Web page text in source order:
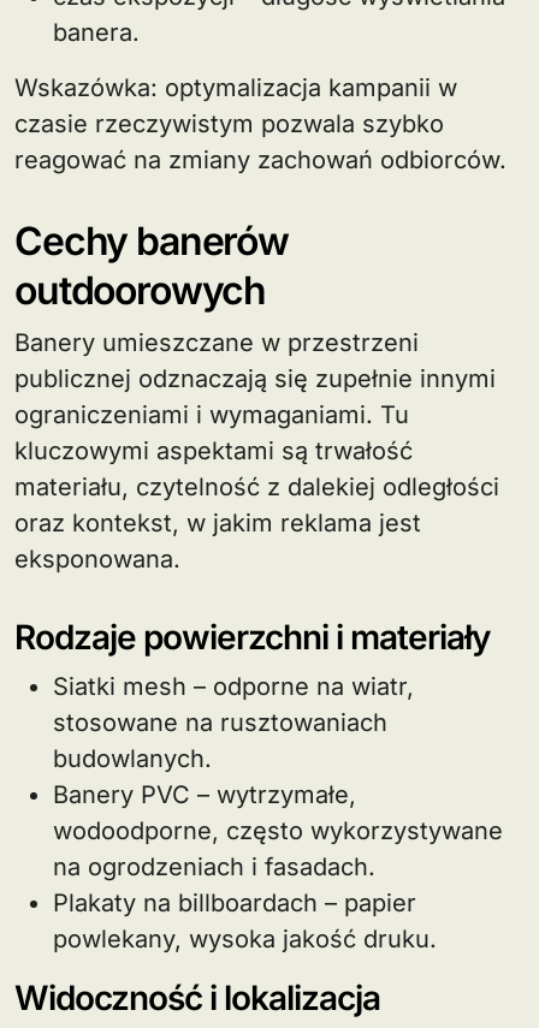
banera.
Wskazówka: optymalizacja kampanii w
czasie rzeczywistym pozwala szybko
reagować na zmiany zachowań odbiorców.
Cechy banerów
outdoorowych
Banery umieszczane w przestrzeni
publicznej odznaczają się zupełnie innymi
ograniczeniami i wymaganiami. Tu
kluczowymi aspektami są trwałość
materiału, czytelność z dalekiej odległości
oraz kontekst, w jakim reklama jest
eksponowana.
Rodzaje powierzchni i materiały
Siatki mesh – odporne na wiatr,
stosowane na rusztowaniach
budowlanych.
Banery PVC – wytrzymałe,
wodoodporne, często wykorzystywane
na ogrodzeniach i fasadach.
Plakaty na billboardach – papier
powlekany, wysoka jakość druku.
Widoczność i lokalizacja